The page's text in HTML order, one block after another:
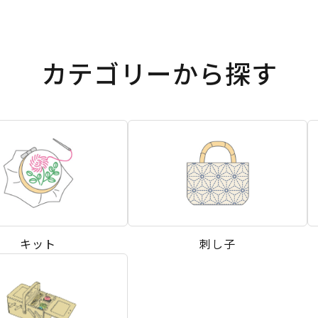
カテゴリーから探す
キット 刺し子